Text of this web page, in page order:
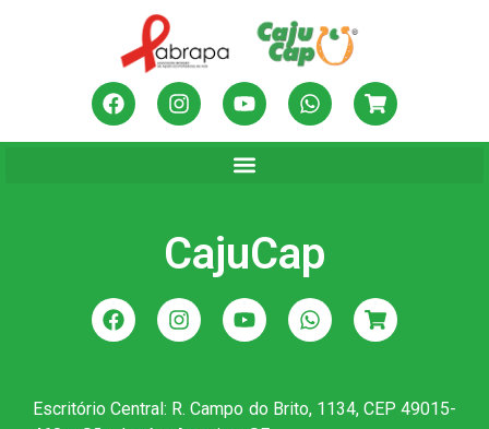
CajuCap
Escritório Central: R. Campo do Brito, 1134, CEP 49015-